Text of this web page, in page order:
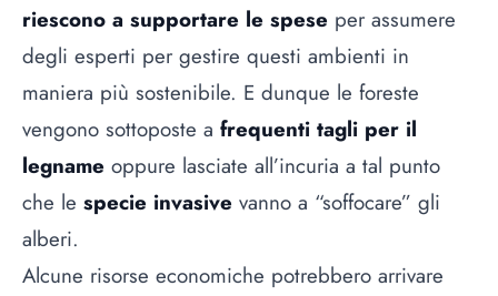
riescono a supportare le spese per assumere
degli esperti per gestire questi ambienti in
maniera più sostenibile. E dunque le foreste
vengono sottoposte a frequenti tagli per il
legname oppure lasciate all’incuria a tal punto
che le specie invasive vanno a “soffocare” gli
alberi.
Alcune risorse economiche potrebbero arrivare